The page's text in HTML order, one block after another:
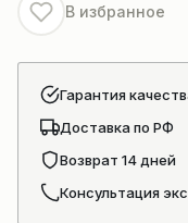
В избранное
Гарантия
Доставка по РФ
Возврат 14 дней
Консультация